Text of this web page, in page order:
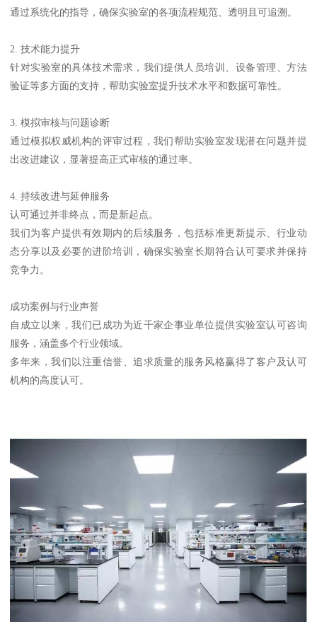
通过系统化的指导，确保实验室的各项流程规范、透明且可追溯。
2. 技术能力提升
针对实验室的具体技术需求，我们提供人员培训、设备管理、方法
验证等多方面的支持，帮助实验室提升技术水平和数据可靠性。
3. 模拟审核与问题诊断
通过模拟权威机构的评审过程，我们帮助实验室发现潜在问题并提
出改进建议，显著提高正式审核的通过率。
4. 持续改进与延伸服务
认可通过并非终点，而是新起点。
我们为客户提供有效期内的后续服务，包括标准更新提示、行业动
态分享以及必要的进阶培训，确保实验室长期符合认可要求并保持
竞争力。
成功案例与行业声誉
自成立以来，我们已成功为近千家企事业单位提供实验室认可咨询
服务，涵盖多个行业领域。
多年来，我们以注重信誉、追求质量的服务风格赢得了客户及认可
机构的高度认可。